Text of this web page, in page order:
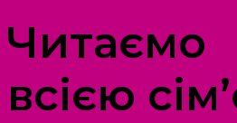
Читаємо
всією